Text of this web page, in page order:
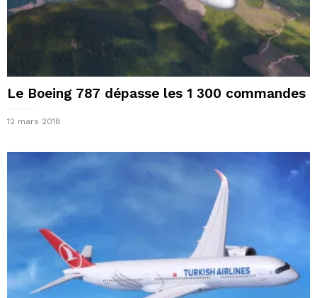
Le Boeing 787 dépasse les 1 300 commandes
12 mars 2018